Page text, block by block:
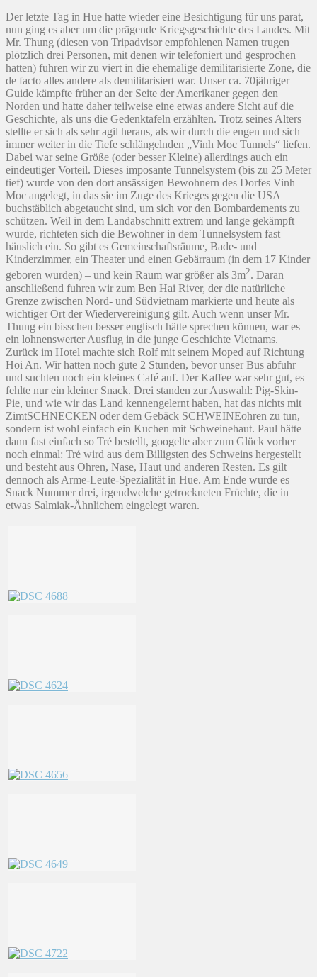
Der letzte Tag in Hue hatte wieder eine Besichtigung für uns parat,
nun ging es aber um die prägende Kriegsgeschichte des Landes. Mit
Mr. Thung (diesen von Tripadvisor empfohlenen Namen trugen
plötzlich drei Personen, mit denen wir telefoniert und gesprochen
hatten) fuhren wir zu viert in die ehemalige demilitarisierte Zone, die
de facto alles andere als demilitarisiert war. Unser ca. 70jähriger
Guide kämpfte früher an der Seite der Amerikaner gegen den
Norden und hatte daher teilweise eine etwas andere Sicht auf die
Geschichte, als uns die Gedenktafeln erzählten. Trotz seines Alters
stellte er sich als sehr agil heraus, als wir durch die engen und sich
immer weiter in die Tiefe schlängelnden „Vinh Moc Tunnels“ liefen.
Dabei war seine Größe (oder besser Kleine) allerdings auch ein
eindeutiger Vorteil. Dieses imposante Tunnelsystem (bis zu 25 Meter
tief) wurde von den dort ansässigen Bewohnern des Dorfes Vinh
Moc angelegt, in das sie im Zuge des Krieges gegen die USA
buchstäblich abgetaucht sind, um sich vor den Bombardements zu
schützen. Weil in dem Landabschnitt extrem und lange gekämpft
wurde, richteten sich die Bewohner in dem Tunnelsystem fast
häuslich ein. So gibt es Gemeinschaftsräume, Bade- und
Kinderzimmer, ein Theater und einen Gebärraum (in dem 17 Kinder
geboren wurden) – und kein Raum war größer als 3m2. Daran
anschließend fuhren wir zum Ben Hai River, der die natürliche
Grenze zwischen Nord- und Südvietnam markierte und heute als
wichtiger Ort der Wiedervereinigung gilt. Auch wenn unser Mr.
Thung ein bisschen besser englisch hätte sprechen können, war es
ein lohnenswerter Ausflug in die junge Geschichte Vietnams.
Zurück im Hotel machte sich Rolf mit seinem Moped auf Richtung
Hoi An. Wir hatten noch gute 2 Stunden, bevor unser Bus abfuhr
und suchten noch ein kleines Café auf. Der Kaffee war sehr gut, es
fehlte nur ein kleiner Snack. Drei standen zur Auswahl: Pig-Skin-
Pie, und wie wir das Land kennengelernt haben, hat das nichts mit
ZimtSCHNECKEN oder dem Gebäck SCHWEINEohren zu tun,
sondern ist wohl einfach ein Kuchen mit Schweinehaut. Paul hätte
dann fast einfach so Tré bestellt, googelte aber zum Glück vorher
noch einmal: Tré wird aus dem Billigsten des Schweins hergestellt
und besteht aus Ohren, Nase, Haut und anderen Resten. Es gilt
dennoch als Arme-Leute-Spezialität in Hue. Am Ende wurde es
Snack Nummer drei, irgendwelche getrockneten Früchte, die in
etwas Salmiak-Ähnlichem eingelegt waren.